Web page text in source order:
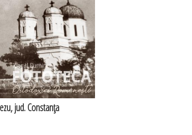
jud. Constanţa